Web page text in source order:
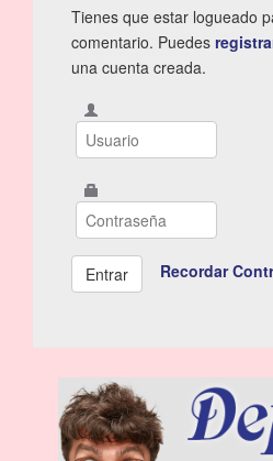
Tienes que estar logueado
comentario. Puedes
una cuenta creada.
Recordar